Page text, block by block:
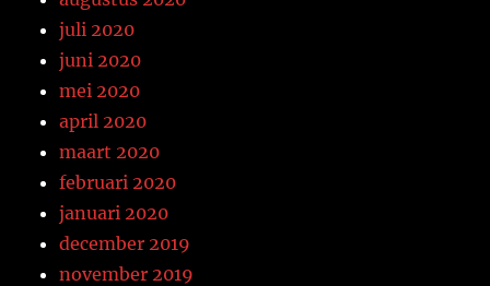
juli 2020
juni 2020
mei 2020
april 2020
maart 2020
februari 2020
januari 2020
december 2019
november 2019